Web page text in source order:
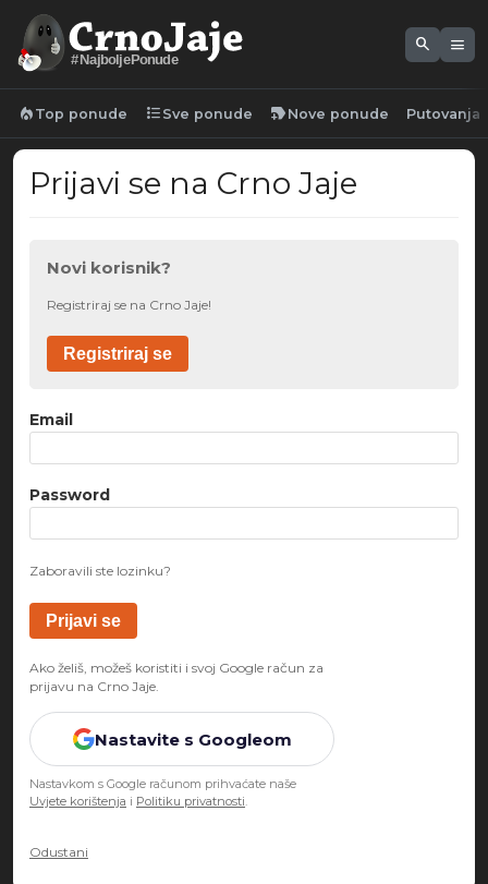
#NajboljePonude
search menu
local_fire_department Top ponude format_list_bulleted Sve ponude new_label Nove ponude Putovanja
Prijavi se na Crno Jaje
Novi korisnik?
Registriraj se na Crno Jaje!
Registriraj se
Email
Password
Zaboravili ste lozinku?
Ako želiš, možeš koristiti i svoj Google račun za
prijavu na Crno Jaje.
Nastavite s Googleom
Nastavkom s Google računom prihvaćate naše
Uvjete korištenja i Politiku privatnosti.
Odustani